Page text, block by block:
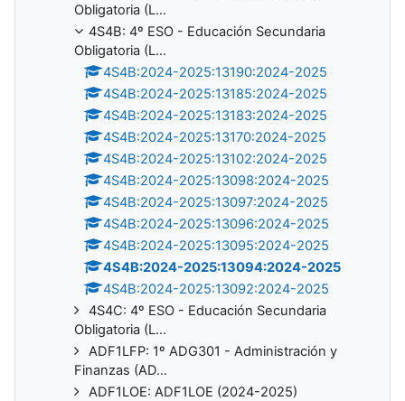
Obligatoria (L...
4S4B: 4º ESO - Educación Secundaria
Obligatoria (L...
4S4B:2024-2025:13190:2024-2025
4S4B:2024-2025:13185:2024-2025
4S4B:2024-2025:13183:2024-2025
4S4B:2024-2025:13170:2024-2025
4S4B:2024-2025:13102:2024-2025
4S4B:2024-2025:13098:2024-2025
4S4B:2024-2025:13097:2024-2025
4S4B:2024-2025:13096:2024-2025
4S4B:2024-2025:13095:2024-2025
4S4B:2024-2025:13094:2024-2025
4S4B:2024-2025:13092:2024-2025
4S4C: 4º ESO - Educación Secundaria
Obligatoria (L...
ADF1LFP: 1º ADG301 - Administración y
Finanzas (AD...
ADF1LOE: ADF1LOE (2024-2025)